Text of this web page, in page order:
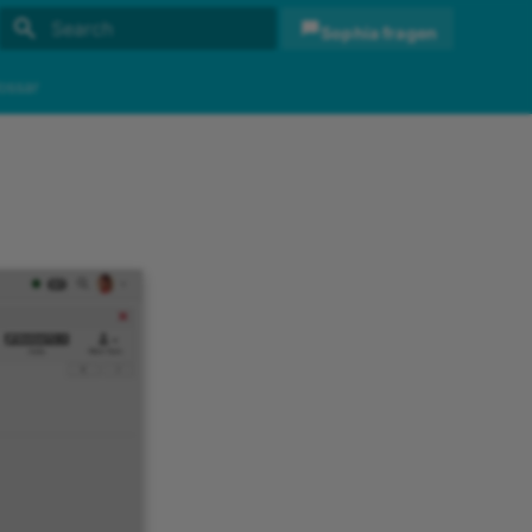
Sophia fragen